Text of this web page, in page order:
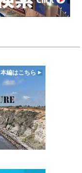
本編はこちら